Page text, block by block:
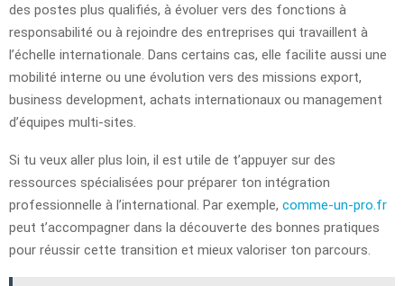
des postes plus qualifiés, à évoluer vers des fonctions à
responsabilité ou à rejoindre des entreprises qui travaillent à
l’échelle internationale. Dans certains cas, elle facilite aussi une
mobilité interne ou une évolution vers des missions export,
business development, achats internationaux ou management
d’équipes multi-sites.
Si tu veux aller plus loin, il est utile de t’appuyer sur des
ressources spécialisées pour préparer ton intégration
professionnelle à l’international. Par exemple, comme-un-pro.fr
peut t’accompagner dans la découverte des bonnes pratiques
pour réussir cette transition et mieux valoriser ton parcours.